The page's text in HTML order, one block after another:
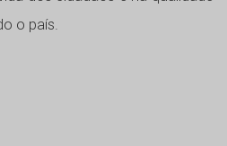
o país.